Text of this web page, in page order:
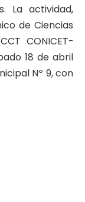
La actividad,
de Ciencias
CONICET-
18 de abril
Nº 9, con